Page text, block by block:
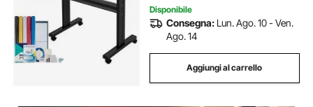
Disponibile
Consegna: Lun. Ago. 10 - Ven.
Ago. 14
Aggiungi al carrello